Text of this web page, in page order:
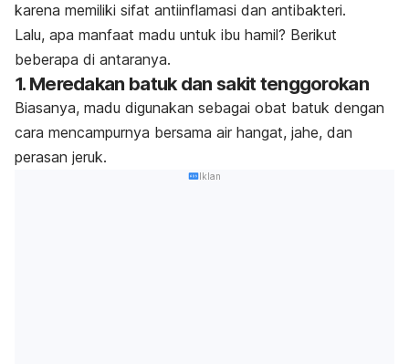
karena memiliki sifat antiinflamasi dan antibakteri.
Lalu, apa manfaat madu untuk ibu hamil? Berikut
beberapa di antaranya.
1. Meredakan batuk dan sakit tenggorokan
Biasanya, madu digunakan sebagai obat batuk dengan
cara mencampurnya bersama air hangat, jahe, dan
perasan jeruk.
Iklan